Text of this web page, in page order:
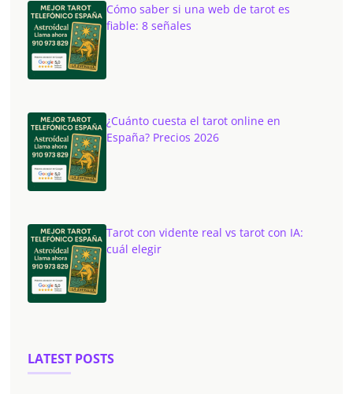
Cómo saber si una web de tarot es
fiable: 8 señales
¿Cuánto cuesta el tarot online en
España? Precios 2026
Tarot con vidente real vs tarot con IA:
cuál elegir
LATEST POSTS